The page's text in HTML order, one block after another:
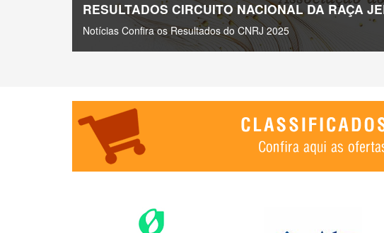
RESULTADOS CIRCUITO NACIONAL DA RAÇA
Notícias Confira os Resultados do CNRJ 2025